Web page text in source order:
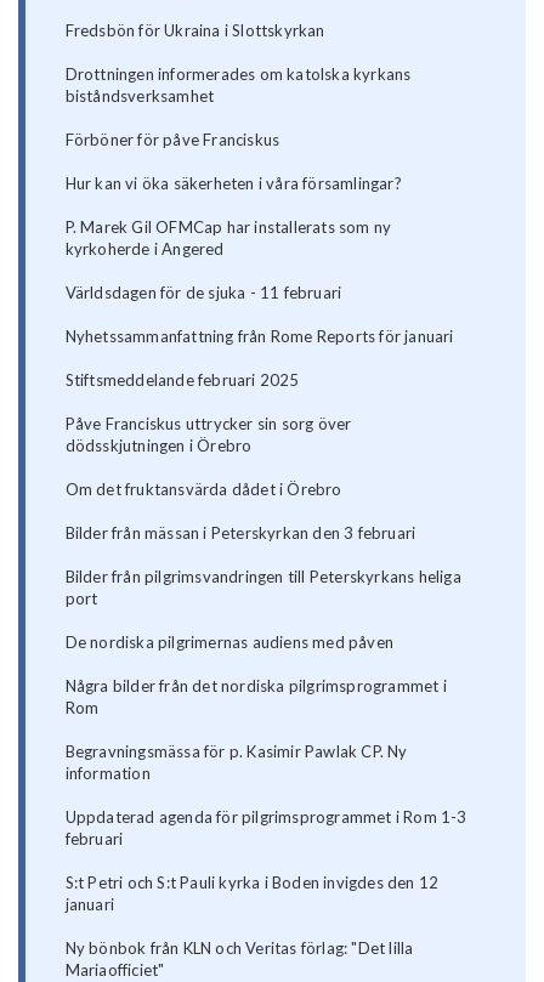
Fredsbön för Ukraina i Slottskyrkan
Drottningen informerades om katolska kyrkans
biståndsverksamhet
Förböner för påve Franciskus
Hur kan vi öka säkerheten i våra församlingar?
P. Marek Gil OFMCap har installerats som ny
kyrkoherde i Angered
Världsdagen för de sjuka - 11 februari
Nyhetssammanfattning från Rome Reports för januari
Stiftsmeddelande februari 2025
Påve Franciskus uttrycker sin sorg över
dödsskjutningen i Örebro
Om det fruktansvärda dådet i Örebro
Bilder från mässan i Peterskyrkan den 3 februari
Bilder från pilgrimsvandringen till Peterskyrkans heliga
port
De nordiska pilgrimernas audiens med påven
Några bilder från det nordiska pilgrimsprogrammet i
Rom
Begravningsmässa för p. Kasimir Pawlak CP. Ny
information
Uppdaterad agenda för pilgrimsprogrammet i Rom 1-3
februari
S:t Petri och S:t Pauli kyrka i Boden invigdes den 12
januari
Ny bönbok från KLN och Veritas förlag: "Det lilla
Mariaofficiet"